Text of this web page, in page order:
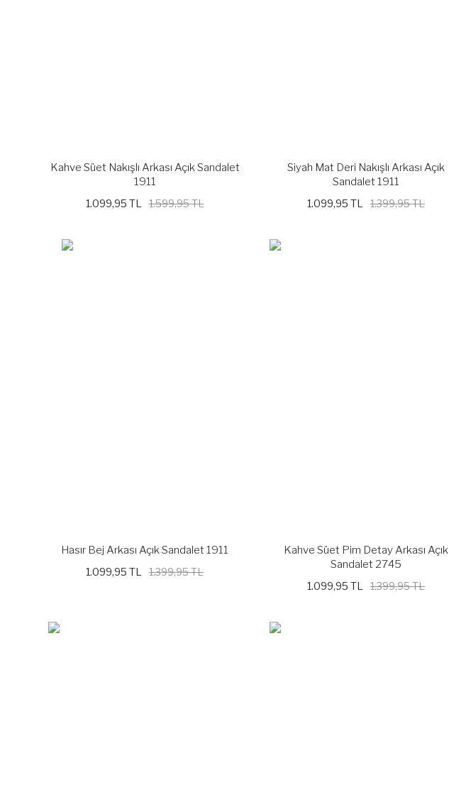
Kahve Süet Nakışlı Arkası Açık Sandalet
1911
1.099,95 TL 1.599,95 TL
Siyah Mat Deri Nakışlı Arkası Açık
Sandalet 1911
1.099,95 TL 1.399,95 TL
Hasır Bej Arkası Açık Sandalet 1911
1.099,95 TL 1.399,95 TL
Kahve Süet Pim Detay Arkası Açık
Sandalet 2745
1.099,95 TL 1.399,95 TL